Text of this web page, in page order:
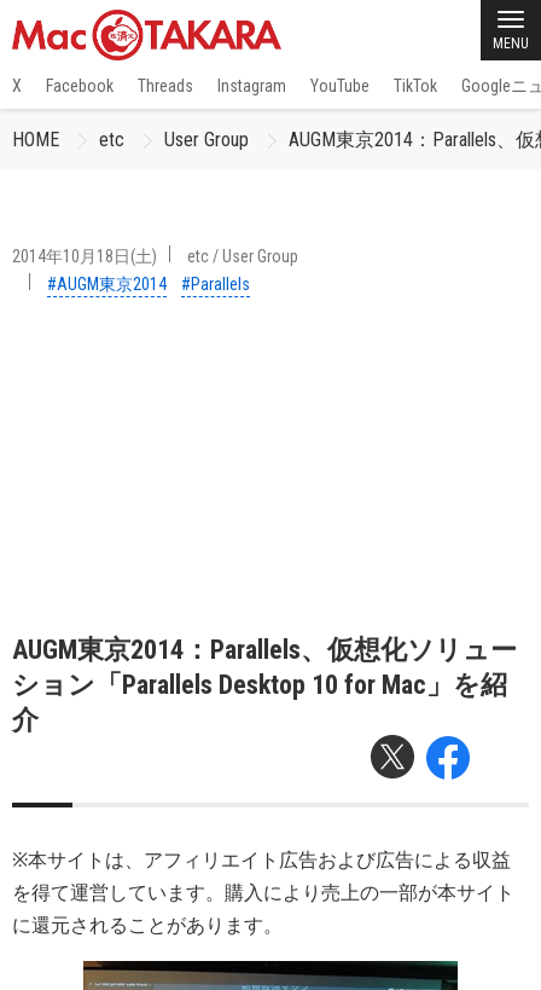
MENU
X Facebook Threads Instagram YouTube TikTok Googleニ
HOME etc User Group AUGM東京2014：Parallels、
2014年10月18日(土) etc/User Group
#AUGM東京2014
#Parallels
AUGM東京2014：Parallels、仮想化ソリュー
ション「Parallels Desktop 10 for Mac」を紹
介
※本サイトは、アフィリエイト広告および広告による収益
を得て運営しています。購入により売上の一部が本サイト
に還元されることがあります。